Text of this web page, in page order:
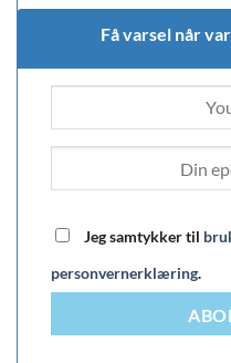
Få varsel når
Jeg samtykker til
personvernerklæring.